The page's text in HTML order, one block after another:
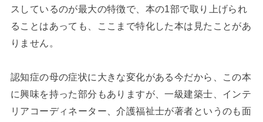
スしているのが最大の特徴で、本の1部で取り上げられ
ることはあっても、ここまで特化した本は見たことがあ
りません。
認知症の母の症状に大きな変化がある今だから、この本
に興味を持った部分もありますが、一級建築士、インテ
リアコーディネーター、介護福祉士が著者というのも面